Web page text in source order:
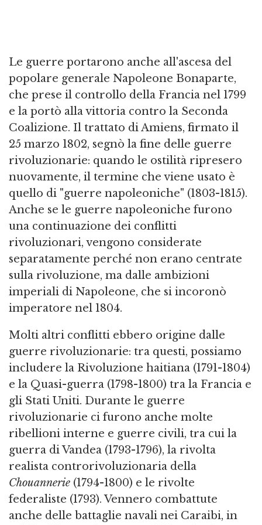
Le guerre portarono anche all'ascesa del
popolare generale Napoleone Bonaparte,
che prese il controllo della Francia nel 1799
e la portò alla vittoria contro la Seconda
Coalizione. Il trattato di Amiens, firmato il
25 marzo 1802, segnò la fine delle guerre
rivoluzionarie: quando le ostilità ripresero
nuovamente, il termine che viene usato è
quello di "guerre napoleoniche" (1803-1815).
Anche se le guerre napoleoniche furono
una continuazione dei conflitti
rivoluzionari, vengono considerate
separatamente perché non erano centrate
sulla rivoluzione, ma dalle ambizioni
imperiali di Napoleone, che si incoronò
imperatore nel 1804.
Molti altri conflitti ebbero origine dalle
guerre rivoluzionarie: tra questi, possiamo
includere la Rivoluzione haitiana (1791-1804)
e la Quasi-guerra (1798-1800) tra la Francia e
gli Stati Uniti. Durante le guerre
rivoluzionarie ci furono anche molte
ribellioni interne e guerre civili, tra cui la
guerra di Vandea (1793-1796), la rivolta
realista controrivoluzionaria della
Chouannerie (1794-1800) e le rivolte
federaliste (1793). Vennero combattute
anche delle battaglie navali nei Caraibi, in